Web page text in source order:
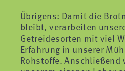
Übrigens: Damit die
bleibt, verarbeiten
Getreidesorten mit viel
Erfahrung in unserer
Rohstoffe. Anschließend